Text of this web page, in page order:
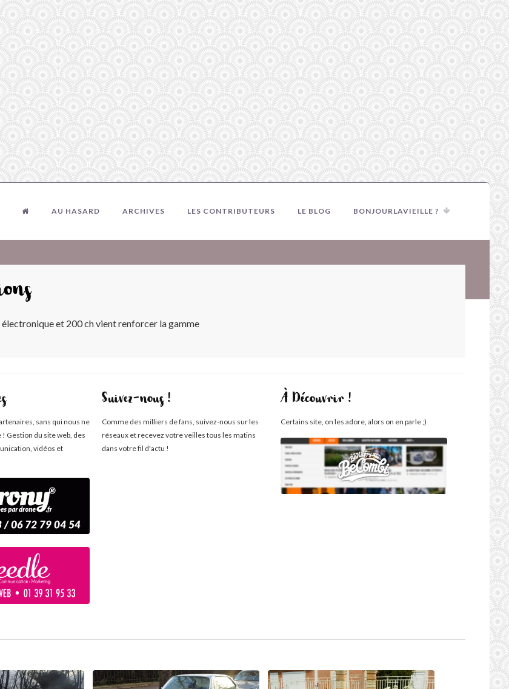
AU HASARD ARCHIVES LES CONTRIBUTEURS LE BLOG BONJOURLAVIEILLE ?
et 200 ch vient renforcer la gamme
sans qui nous ne
Gestion du site web, des
vidéos et
Suivez-nous !
Comme des milliers de fans, suivez-nous sur les
réseaux et recevez votre veilles tous les matins
dans votre fil d'actu !
À Découvrir !
Certains site, on les adore, alors on en parle ;)